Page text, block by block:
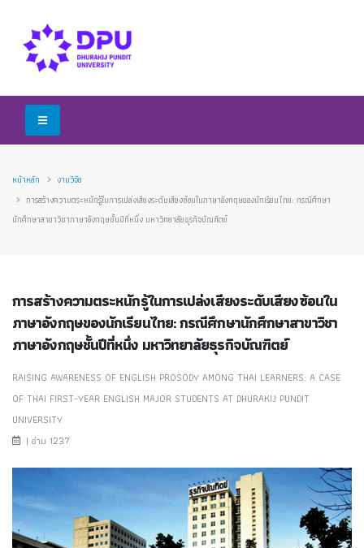
หน้าหลัก
งานวิจัย
การสร้างความตระหนักรู้ในการเปล่งเสียงระดับเสียงซ้อนในภาษาอังกฤษของนักเรียนไทย: กรณีศึกษา
นักศึกษาสาขาวิชาภาษาอังกฤษชั้นปีที่หนึ่ง มหาวิทยาลัยธุรกิจบัณฑิตย์
การสร้างความตระหนักรู้ในการเปล่งเสียงระดับเสียงซ้อนใน
ภาษาอังกฤษของนักเรียนไทย: กรณีศึกษานักศึกษาสาขาวิชา
ภาษาอังกฤษชั้นปีที่หนึ่ง มหาวิทยาลัยธุรกิจบัณฑิตย์
RAISING AWARENESS OF ENGLISH PROSODY AMONG THAI LEARNERS: A CASE
OF THAI FIRST-YEAR ENGLISH MAJOR STUDENTS AT DHURAKIJ PUNDIT
UNIVERSITY
| อ่าน 1237